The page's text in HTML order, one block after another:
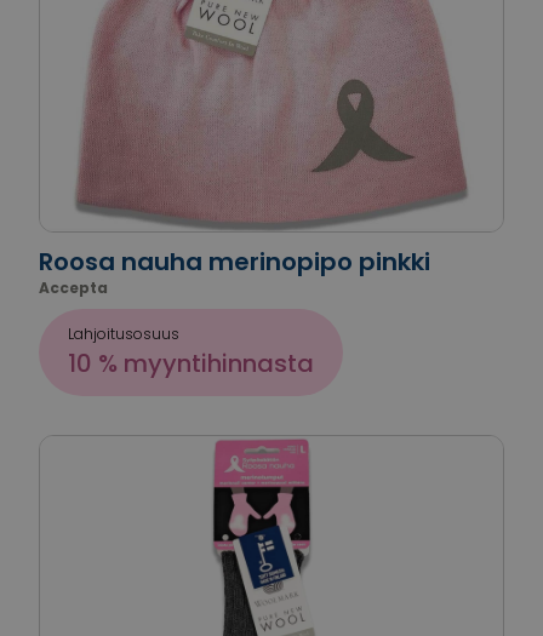
Roosa nauha merinopipo pinkki
Accepta
Lahjoitusosuus
10 % myyntihinnasta